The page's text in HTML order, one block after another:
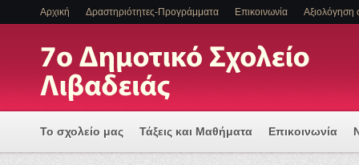
Αρχική Δραστηριότητες-Προγράμματα Επικοινωνία Αξιολόγηση
Το σχολείο μας Τάξεις και Μαθήματα Επικοινωνία